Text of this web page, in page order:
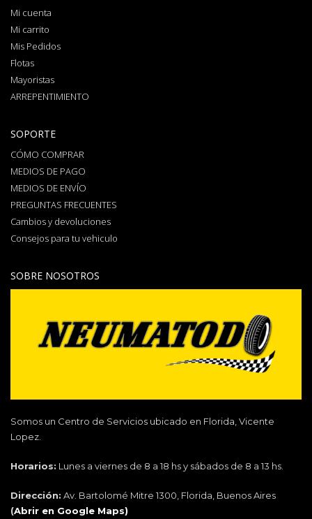
Mi cuenta
Mi carrito
Mis Pedidos
Flotas
Mayoristas
ARREPENTIMIENTO
SOPORTE
CÓMO COMPRAR
MEDIOS DE PAGO
MEDIOS DE ENVÍO
PREGUNTAS FRECUENTES
Cambios y devoluciones
Consejos para tu vehiculo
SOBRE NOSOTROS
Somos un Centro de Servicios ubicado en Florida, Vicente
Lopez.
Horarios: Lunes a viernes de 8 a 18 hs y sábados de 8 a 13 hs.
Dirección: Av. Bartolomé Mitre 1300, Florida, Buenos Aires
(Abrir en Google Maps)